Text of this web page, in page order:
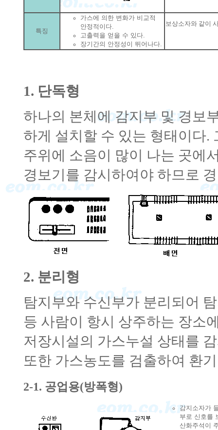
특징
가스에 의한 변화가 비교적
안정적이다.
고출력을 얻을 수 있다.
장기간의 안정성이 뛰어나다.
보상소자와 같이
1. 단독형
하나의 본체에 감지부 및 경보
하게 설치할 수 있는 형태이다.
주위에 소음이 많이 나는 곳에
경보기를 감시하여야 하므로
2. 분리형
탐지부와 수신부가 분리되어
등 사람이 항시 상주하는 장소
저장시설의 가스누설 상태를
또한 가스농도를 검출하여 환
2-1. 공업용(방폭형)
감지소자가
부로 신호를
산화주석이